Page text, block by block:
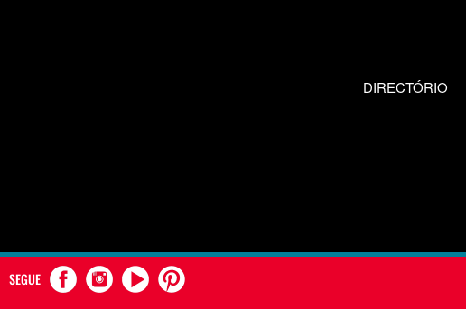
DIRECTÓRIO
SEGUE